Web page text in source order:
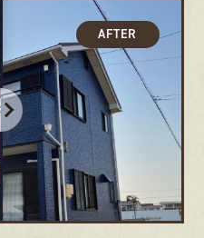
診断いたします!!